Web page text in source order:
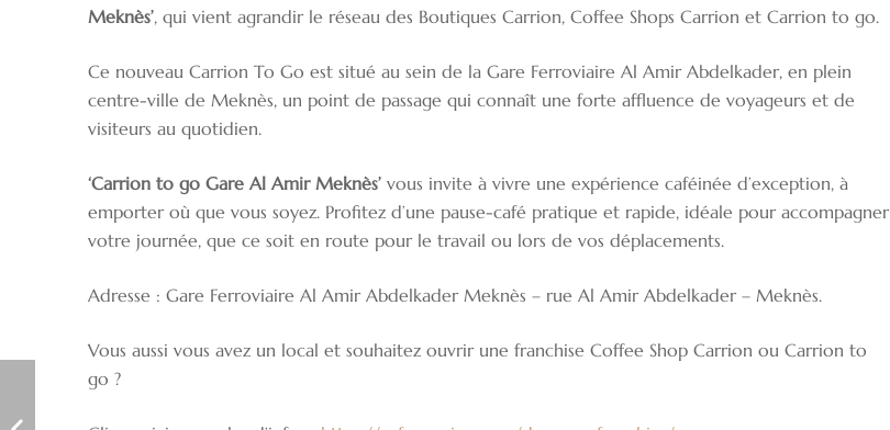
Meknès’, qui vient agrandir le réseau des Boutiques Carrion, Coffee Shops Carrion et Carrion to go.
Ce nouveau Carrion To Go est situé au sein de la Gare Ferroviaire Al Amir Abdelkader, en plein
centre-ville de Meknès, un point de passage qui connaît une forte affluence de voyageurs et de
visiteurs au quotidien.
‘Carrion to go Gare Al Amir Meknès’ vous invite à vivre une expérience caféinée d’exception, à
emporter où que vous soyez. Profitez d’une pause-café pratique et rapide, idéale pour accompagner
votre journée, que ce soit en route pour le travail ou lors de vos déplacements.
Adresse : Gare Ferroviaire Al Amir Abdelkader Meknès – rue Al Amir Abdelkader – Meknès.
Vous aussi vous avez un local et souhaitez ouvrir une franchise Coffee Shop Carrion ou Carrion to
go ?